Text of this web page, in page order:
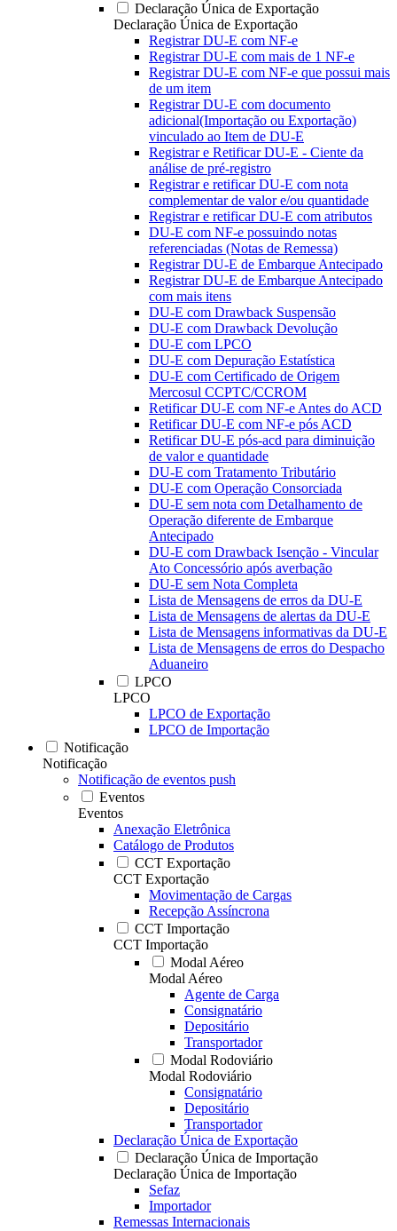
Declaração Única de Exportação
Declaração Única de Exportação
Registrar DU-E com NF-e
Registrar DU-E com mais de 1 NF-e
Registrar DU-E com NF-e que possui mais
de um item
Registrar DU-E com documento
adicional(Importação ou Exportação)
vinculado ao Item de DU-E
Registrar e Retificar DU-E - Ciente da
análise de pré-registro
Registrar e retificar DU-E com nota
complementar de valor e/ou quantidade
Registrar e retificar DU-E com atributos
DU-E com NF-e possuindo notas
referenciadas (Notas de Remessa)
Registrar DU-E de Embarque Antecipado
Registrar DU-E de Embarque Antecipado
com mais itens
DU-E com Drawback Suspensão
DU-E com Drawback Devolução
DU-E com LPCO
DU-E com Depuração Estatística
DU-E com Certificado de Origem
Mercosul CCPTC/CCROM
Retificar DU-E com NF-e Antes do ACD
Retificar DU-E com NF-e pós ACD
Retificar DU-E pós-acd para diminuição
de valor e quantidade
DU-E com Tratamento Tributário
DU-E com Operação Consorciada
DU-E sem nota com Detalhamento de
Operação diferente de Embarque
Antecipado
DU-E com Drawback Isenção - Vincular
Ato Concessório após averbação
DU-E sem Nota Completa
Lista de Mensagens de erros da DU-E
Lista de Mensagens de alertas da DU-E
Lista de Mensagens informativas da DU-E
Lista de Mensagens de erros do Despacho
Aduaneiro
LPCO
LPCO
LPCO de Exportação
LPCO de Importação
Notificação
Notificação
Notificação de eventos push
Eventos
Eventos
Anexação Eletrônica
Catálogo de Produtos
CCT Exportação
CCT Exportação
Movimentação de Cargas
Recepção Assíncrona
CCT Importação
CCT Importação
Modal Aéreo
Modal Aéreo
Agente de Carga
Consignatário
Depositário
Transportador
Modal Rodoviário
Modal Rodoviário
Consignatário
Depositário
Transportador
Declaração Única de Exportação
Declaração Única de Importação
Declaração Única de Importação
Sefaz
Importador
Remessas Internacionais